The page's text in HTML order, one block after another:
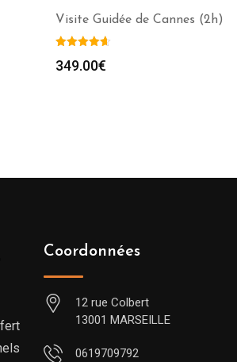
Visite Guidée de Cannes (2h)
349.00€
Coordonnées
12 rue Colbert
13001 MARSEILLE
0619709792